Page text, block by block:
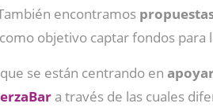
encontramos
objetivo captar fondos para
se están centrando en
a través de las cuales